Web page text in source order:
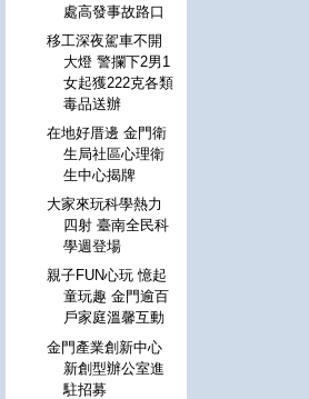
處高發事故路口
移工深夜駕車不開
大燈 警攔下2男1
女起獲222克各類
毒品送辦
在地好厝邊 金門衛
生局社區心理衛
生中心揭牌
大家來玩科學熱力
四射 臺南全民科
學週登場
親子FUN心玩 憶起
童玩趣 金門逾百
戶家庭溫馨互動
金門產業創新中心
新創型辦公室進
駐招募